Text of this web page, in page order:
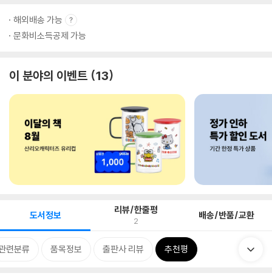
해외배송 가능
문화비소득공제 가능
이 분야의 이벤트 13
도서정보 리뷰/한줄평
2 배송/반품/교환
련분류 품목정보 출판사 리뷰 추천평